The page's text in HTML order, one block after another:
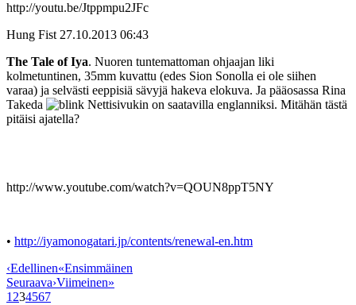
http://youtu.be/Jtppmpu2JFc
Hung Fist 27.10.2013 06:43
The Tale of Iya. Nuoren tuntemattoman ohjaajan liki
kolmetuntinen, 35mm kuvattu (edes Sion Sonolla ei ole siihen
varaa) ja selvästi eeppisiä sävyjä hakeva elokuva. Ja pääosassa Rina
Takeda
Nettisivukin on saatavilla englanniksi. Mitähän tästä
pitäisi ajatella?
http://www.youtube.com/watch?v=QOUN8ppT5NY
• http://iyamonogatari.jp/contents/renewal-en.htm
‹Edellinen«Ensimmäinen
Seuraava›Viimeinen»
1 234567